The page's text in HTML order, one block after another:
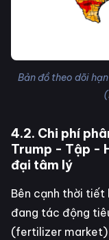
Bản đồ theo dõi
4.2. Chi phí
Trump - Tập -
đại tâm lý
Bên cạnh thời
đang tác động
(fertilizer market)